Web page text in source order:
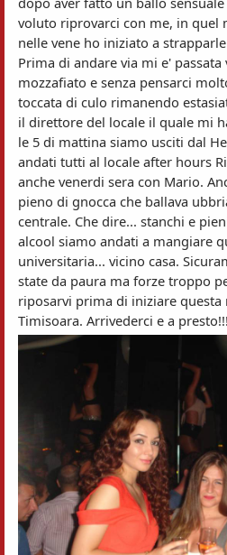
voluto riprovarci con me, in quel
nelle vene ho iniziato a
Prima di andare via mi e'
mozzafiato e senza pensarci
toccata di culo rimanendo
il direttore del locale il quale mi
le 5 di mattina siamo usciti dal
andati tutti al locale after hours
anche venerdi sera con Mario.
pieno di gnocca che ballava
centrale. Che dire... stanchi e
alcool siamo andati a mangiare
universitaria... vicino casa.
state da paura ma forze troppo
riposarvi prima di iniziare
Timisoara. Arrivederci e a presto!!!